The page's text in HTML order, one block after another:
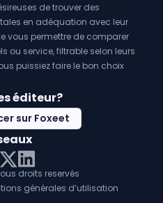
de trouver des
en adéquation avec leur
vous permettre de comparer
ou service, filtrable selon leurs
puissiez faire le bon choix
éditeur?
sur Foxeet
X
LinkedIn
droits reservés
générales d’utilisation